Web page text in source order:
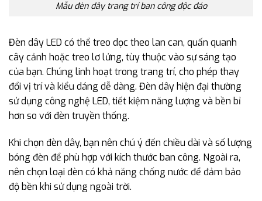
Mẫu đèn dây trang trí ban công độc đáo
Đèn dây LED có thể treo dọc theo lan can, quấn quanh
cây cảnh hoặc treo lơ lửng, tùy thuộc vào sự sáng tạo
của bạn. Chúng linh hoạt trong trang trí, cho phép thay
đổi vị trí và kiểu dáng dễ dàng. Đèn dây hiện đại thường
sử dụng công nghệ LED, tiết kiệm năng lượng và bền bỉ
hơn so với đèn truyền thống.
Khi chọn đèn dây, bạn nên chú ý đến chiều dài và số lượng
bóng đèn để phù hợp với kích thước ban công. Ngoài ra,
nên chọn loại đèn có khả năng chống nước để đảm bảo
độ bền khi sử dụng ngoài trời.